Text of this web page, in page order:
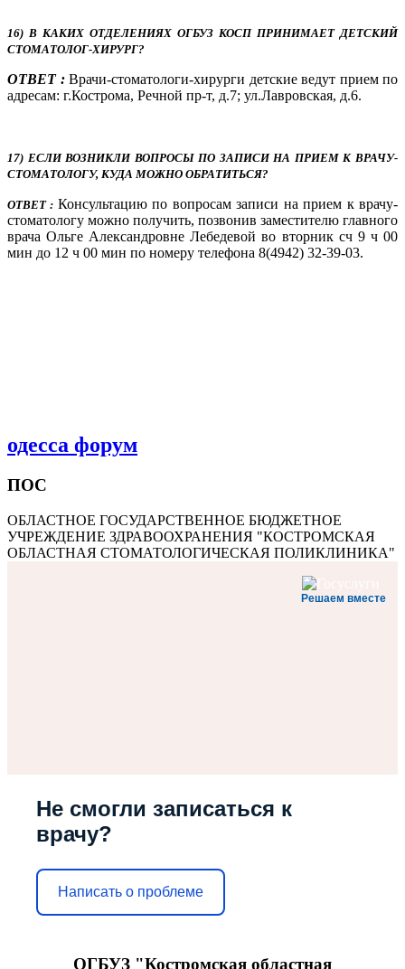
16) В КАКИХ ОТДЕЛЕНИЯХ ОГБУЗ КОСП ПРИНИМАЕТ ДЕТСКИЙ
СТОМАТОЛОГ-ХИРУРГ?
ОТВЕТ : Врачи-стоматологи-хирурги детские ведут прием по
адресам: г.Кострома, Речной пр-т, д.7; ул.Лавровская, д.6.
17) ЕСЛИ ВОЗНИКЛИ ВОПРОСЫ ПО ЗАПИСИ НА ПРИЕМ К ВРАЧУ-
СТОМАТОЛОГУ, КУДА МОЖНО ОБРАТИТЬСЯ?
ОТВЕТ : Консультацию по вопросам записи на прием к врачу-
стоматологу можно получить, позвонив заместителю главного
врача Ольге Александровне Лебедевой во вторник сч 9 ч 00
мин до 12 ч 00 мин по номеру телефона 8(4942) 32-39-03.
одесса форум
ПОС
ОБЛАСТНОЕ ГОСУДАРСТВЕННОЕ БЮДЖЕТНОЕ
УЧРЕЖДЕНИЕ ЗДРАВООХРАНЕНИЯ "КОСТРОМСКАЯ
ОБЛАСТНАЯ СТОМАТОЛОГИЧЕСКАЯ ПОЛИКЛИНИКА"
Решаем вместе
Не смогли записаться к
врачу?
Написать о проблеме
ОГБУЗ "Костромская областная